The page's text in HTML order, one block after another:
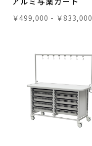
￥499,000 - ￥833,000